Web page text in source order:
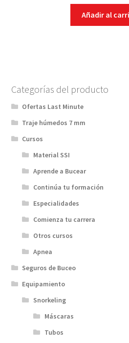
Añadir al
Categorías del producto
Ofertas Last Minute
Traje húmedos 7 mm
Cursos
Material SSI
Aprende a Bucear
Continúa tu formación
Especialidades
Comienza tu carrera
Otros cursos
Apnea
Seguros de Buceo
Equipamiento
Snorkeling
Máscaras
Tubos